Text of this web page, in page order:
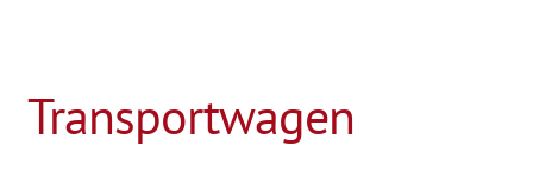
Transportwagen